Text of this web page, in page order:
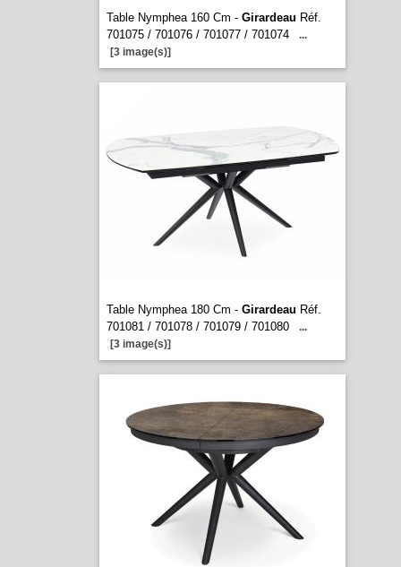
Table Nymphea 160 Cm - Girardeau Réf.
701075 / 701076 / 701077 / 701074
...
[3 image(s)]
Table Nymphea 180 Cm - Girardeau Réf.
701081 / 701078 / 701079 / 701080
...
[3 image(s)]